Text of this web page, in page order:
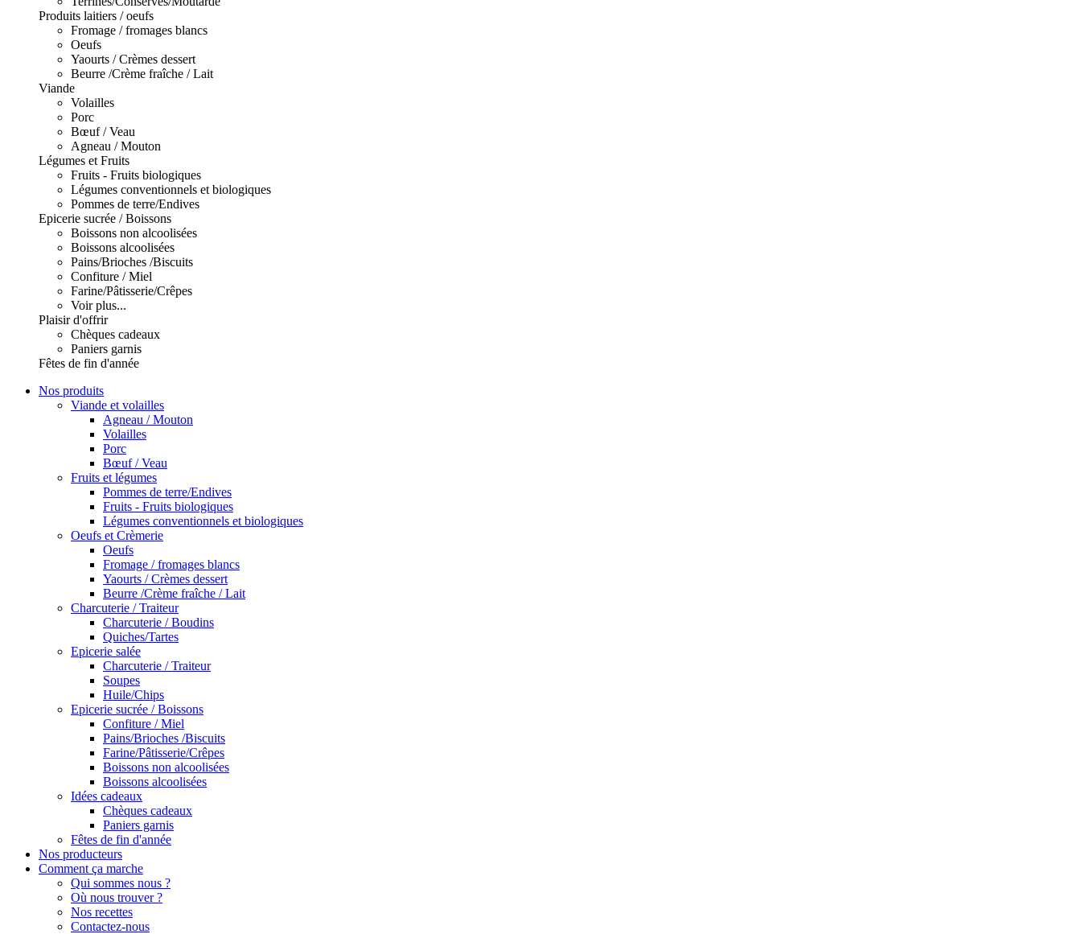
Produits laitiers / oeufs
Fromage / fromages blancs
Oeufs
Yaourts / Crèmes dessert
Beurre /Crème fraîche / Lait
Viande
Volailles
Porc
Bœuf / Veau
Agneau / Mouton
Légumes et Fruits
Fruits - Fruits biologiques
Légumes conventionnels et biologiques
Pommes de terre/Endives
Epicerie sucrée / Boissons
Boissons non alcoolisées
Boissons alcoolisées
Pains/Brioches /Biscuits
Confiture / Miel
Farine/Pâtisserie/Crêpes
Voir plus...
Plaisir d'offrir
Chèques cadeaux
Paniers garnis
Fêtes de fin d'année
Nos produits
Viande et volailles
Agneau / Mouton
Volailles
Porc
Bœuf / Veau
Fruits et légumes
Pommes de terre/Endives
Fruits - Fruits biologiques
Légumes conventionnels et biologiques
Oeufs et Crèmerie
Oeufs
Fromage / fromages blancs
Yaourts / Crèmes dessert
Beurre /Crème fraîche / Lait
Charcuterie / Traiteur
Charcuterie / Boudins
Quiches/Tartes
Epicerie salée
Charcuterie / Traiteur
Soupes
Huile/Chips
Epicerie sucrée / Boissons
Confiture / Miel
Pains/Brioches /Biscuits
Farine/Pâtisserie/Crêpes
Boissons non alcoolisées
Boissons alcoolisées
Idées cadeaux
Chèques cadeaux
Paniers garnis
Fêtes de fin d'année
Nos producteurs
Comment ça marche
Qui sommes nous ?
Où nous trouver ?
Nos recettes
Contactez-nous